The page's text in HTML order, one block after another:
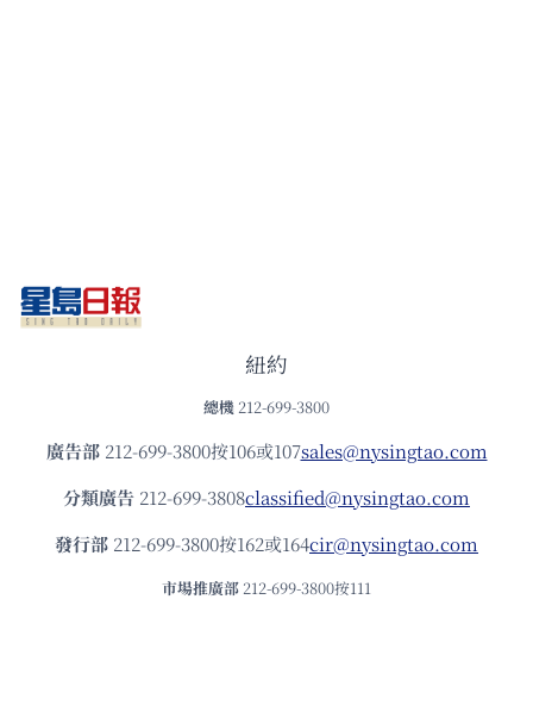
紐約
總機 212-699-3800
廣告部212-699-3800按106或107sales@nysingtao.com
分類廣告 212-699-3808classified@nysingtao.com
發⾏部 212-699-3800按162或164cir@nysingtao.com
市場推廣部 212-699-3800按111